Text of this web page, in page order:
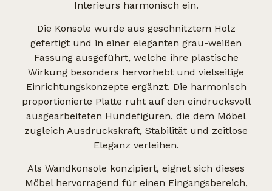
Interieurs harmonisch ein.
Die Konsole wurde aus geschnitztem Holz
gefertigt und in einer eleganten grau-weißen
Fassung ausgeführt, welche ihre plastische
Wirkung besonders hervorhebt und vielseitige
Einrichtungskonzepte ergänzt. Die harmonisch
proportionierte Platte ruht auf den eindrucksvoll
ausgearbeiteten Hundefiguren, die dem Möbel
zugleich Ausdruckskraft, Stabilität und zeitlose
Eleganz verleihen.
Als Wandkonsole konzipiert, eignet sich dieses
Möbel hervorragend für einen Eingangsbereich,